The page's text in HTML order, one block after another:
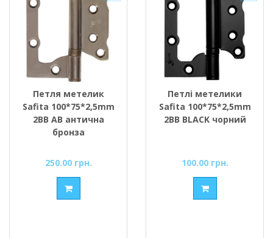
Петля метелик
Safita 100*75*2,5mm
2BB AB антична
бронза
250.00 грн.
Петлі метелики
Safita 100*75*2,5mm
2BB BLACK чорний
100.00 грн.